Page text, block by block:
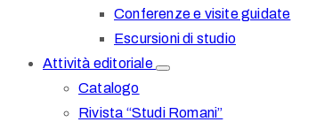
Conferenze e visite guidate
Escursioni di studio
Attività editoriale
Catalogo
Rivista “Studi Romani”